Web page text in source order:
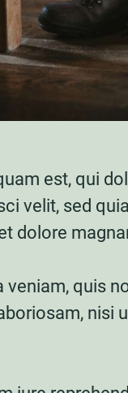
est, qui
velit, sed
dolore
veniam, quis
nisi